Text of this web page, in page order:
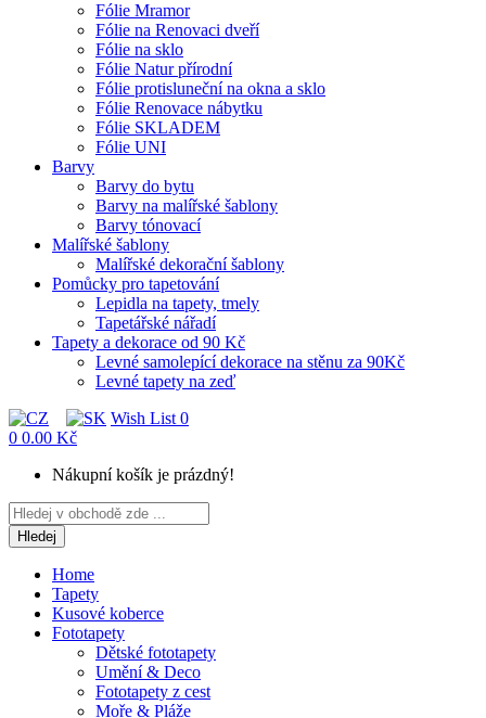
Fólie Mramor
Fólie na Renovaci dveří
Fólie na sklo
Fólie Natur přírodní
Fólie protisluneční na okna a sklo
Fólie Renovace nábytku
Fólie SKLADEM
Fólie UNI
Barvy
Barvy do bytu
Barvy na malířské šablony
Barvy tónovací
Malířské šablony
Malířské dekorační šablony
Pomůcky pro tapetování
Lepidla na tapety, tmely
Tapetářské nářadí
Tapety a dekorace od 90 Kč
Levné samolepící dekorace na stěnu za 90Kč
Levné tapety na zeď
Wish List 0
0 0.00 Kč
Nákupní košík je prázdný!
Hledej
Home
Tapety
Kusové koberce
Fototapety
Dětské fototapety
Umění & Deco
Fototapety z cest
Moře & Pláže